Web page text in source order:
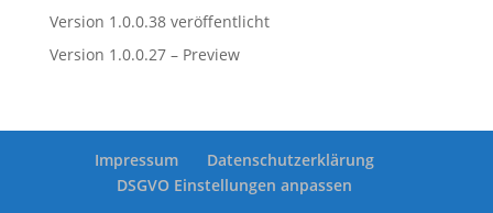
Version 1.0.0.38 veröffentlicht
Version 1.0.0.27 – Preview
Impressum
Datenschutzerklärung
DSGVO Einstellungen anpassen